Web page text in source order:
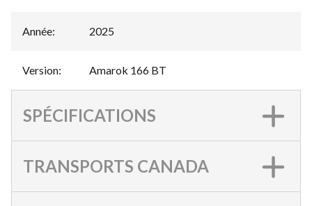
Année: 2025
Version: Amarok 166 BT
SPÉCIFICATIONS
TRANSPORTS CANADA